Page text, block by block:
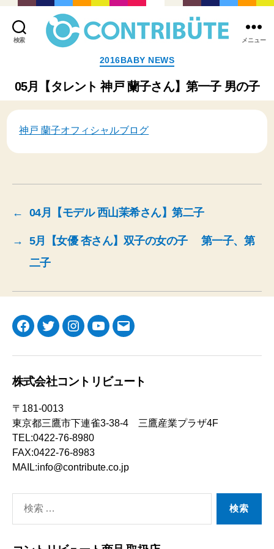
検索
式
社
コ
ト
ビ
ト
Contribute,inc.
メニュー
カ
テ
ゴ
リ
2016BABY NEWS
05月【タレント 神戸 蘭子さん】第一子 男の子
神戸 蘭子オフィシャルブログ
← 04月【モデル 西山茉希さん】第二子
→
5月【女優 杏さん】双子の女の子 第一子、第
二子
Facebook
TwitterInstagramYouTube
メ
株式会社コントリビュート
〒181-0013
東京都三鷹市下連雀3-38-4 三鷹産業プラザ4F
TEL:0422-76-8980
FAX:0422-76-8983
MAIL:info@contribute.co.jp
索